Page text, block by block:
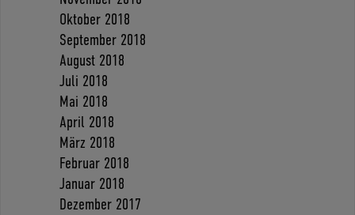
Oktober 2018
September 2018
August 2018
Juli 2018
Mai 2018
April 2018
März 2018
Februar 2018
Januar 2018
Dezember 2017